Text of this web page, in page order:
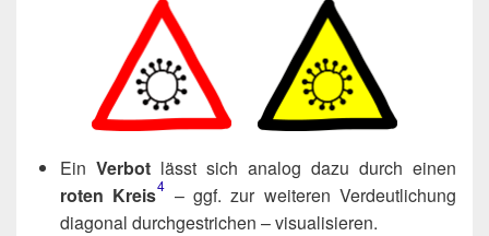
Ein Ver­bot lässt sich ana­log dazu durch einen
roten Kreis4 – ggf. zur wei­te­ren Ver­deut­li­chung
dia­go­nal durch­ge­stri­chen – visualisieren.